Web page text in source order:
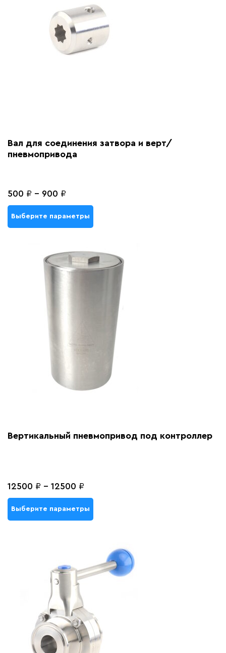
Вал для соединения затвора и верт/
пневмопривода
500 ₽ - 900 ₽
Выберите параметры
Вертикальный пневмопривод под контроллер
12500 ₽ - 12500 ₽
Выберите параметры